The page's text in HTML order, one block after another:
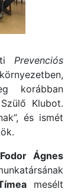
Prevenciós
korábban
Klubot.
és ismét
Fodor Ágnes
mesélt